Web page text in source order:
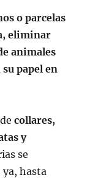
o parcelas
eliminar
animales
papel en
collares,
y
se
hasta